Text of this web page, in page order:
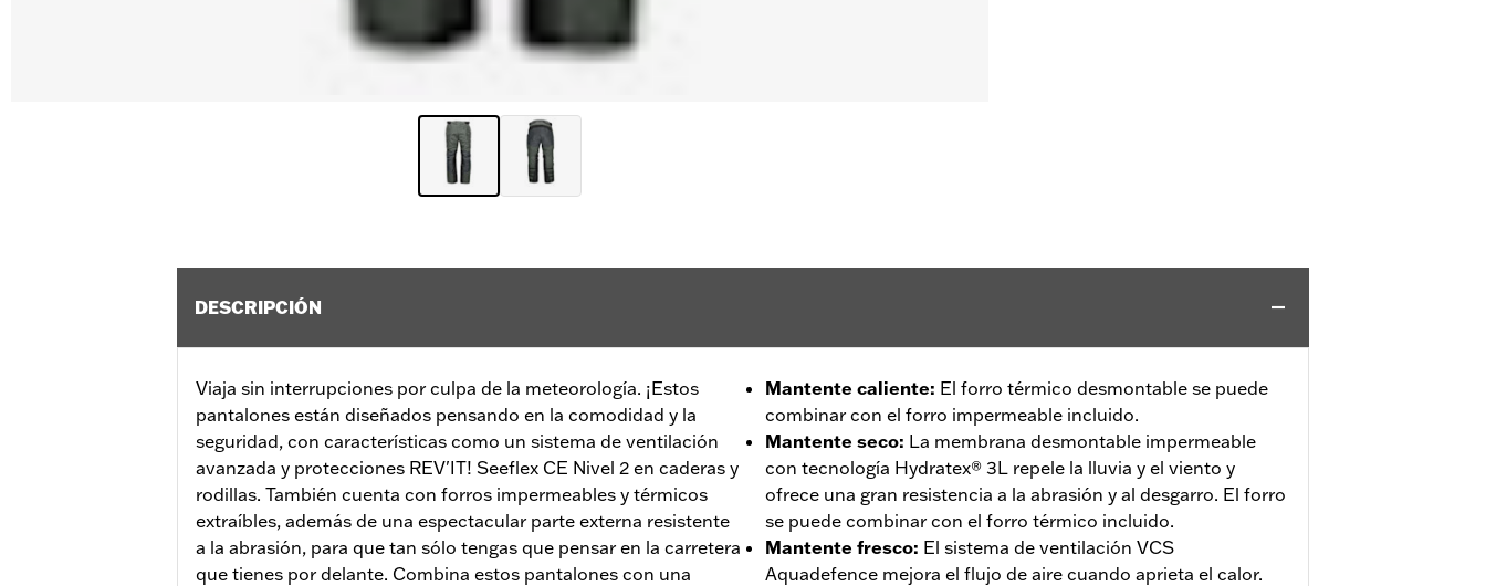
DESCRIPCIÓN
Viaja sin interrupciones por culpa de la meteorología. ¡Estos
pantalones están diseñados pensando en la comodidad y la
seguridad, con características como un sistema de ventilación
avanzada y protecciones REV'IT! Seeflex CE Nivel 2 en caderas y
rodillas. También cuenta con forros impermeables y térmicos
extraíbles, además de una espectacular parte externa resistente
a la abrasión, para que tan sólo tengas que pensar en la carretera
que tienes por delante. Combina estos pantalones con una
Mantente caliente: El forro térmico desmontable se puede
combinar con el forro impermeable incluido.
Mantente seco: La membrana desmontable impermeable
con tecnología Hydratex® 3L repele la lluvia y el viento y
ofrece una gran resistencia a la abrasión y al desgarro. El forro
se puede combinar con el forro térmico incluido.
Mantente fresco: El sistema de ventilación VCS
Aquadefence mejora el flujo de aire cuando aprieta el calor.